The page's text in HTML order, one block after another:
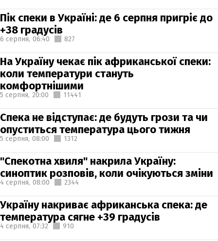
Пік спеки в Україні: де 6 серпня пригріє до
+38 градусів
6 серпня, 06:40 827
На Україну чекає пік африканської спеки:
коли температури стануть
комфортнішими
5 серпня, 20:00 11441
Спека не відступає: де будуть грози та чи
опуститься температура цього тижня
5 серпня, 08:00 1312
"Спекотна хвиля" накрила Україну:
синоптик розповів, коли очікуються зміни
4 серпня, 08:00 2344
Україну накриває африканська спека: де
температура сягне +39 градусів
4 серпня, 07:32 910